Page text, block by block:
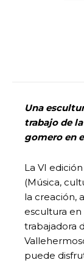
Una
trabajo de
gomero en
La VI
(Música,
la creación,
escultura
trabajadora
puede